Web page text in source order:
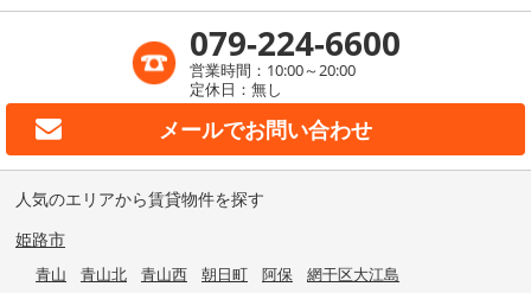
079-224-6600
営業時間：10:00～20:00
定休日：無し
メールでお問い合わせ
人気のエリアから賃貸物件を探す
姫路市
青山 青山北 青山西 朝日町 阿保
網干区大江島